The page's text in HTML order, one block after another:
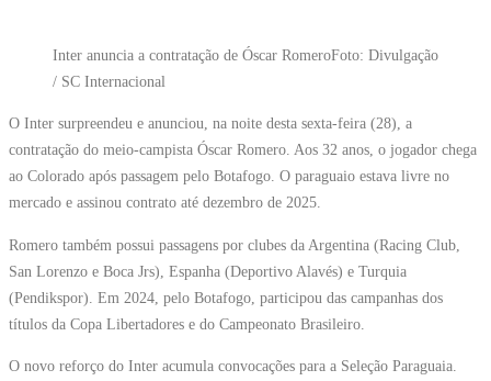
Inter anuncia a contratação de Óscar RomeroFoto: Divulgação
/ SC Internacional
O Inter surpreendeu e anunciou, na noite desta sexta-feira (28), a
contratação do meio-campista Óscar Romero. Aos 32 anos, o jogador chega
ao Colorado após passagem pelo Botafogo. O paraguaio estava livre no
mercado e assinou contrato até dezembro de 2025.
Romero também possui passagens por clubes da Argentina (Racing Club,
San Lorenzo e Boca Jrs), Espanha (Deportivo Alavés) e Turquia
(Pendikspor). Em 2024, pelo Botafogo, participou das campanhas dos
títulos da Copa Libertadores e do Campeonato Brasileiro.
O novo reforço do Inter acumula convocações para a Seleção Paraguaia.